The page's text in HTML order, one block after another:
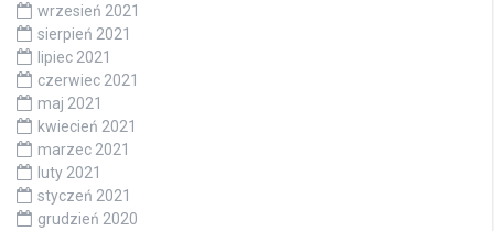
wrzesień 2021
sierpień 2021
lipiec 2021
czerwiec 2021
maj 2021
kwiecień 2021
marzec 2021
luty 2021
styczeń 2021
grudzień 2020